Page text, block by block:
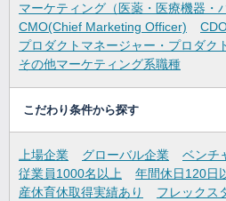
マーケティング（医薬・医療機器・
CMO(Chief Marketing Officer)
プロダクトマネージャー・プロダク
その他マーケティング系職種
こだわり条件から探す
上場企業 グローバル企業 ベンチ
従業員1000名以上
年間休日120日
産休育休取得実績あり
フレックス